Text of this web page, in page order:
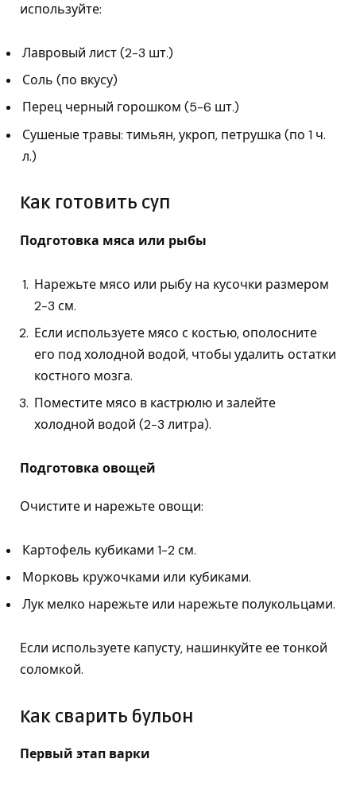
используйте:
Лавровый лист (2-3 шт.)
Соль (по вкусу)
Перец черный горошком (5-6 шт.)
Сушеные травы: тимьян, укроп, петрушка (по 1 ч.
л.)
Как готовить суп
Подготовка мяса или рыбы
Нарежьте мясо или рыбу на кусочки размером
2-3 см.
Если используете мясо с костью, ополосните
его под холодной водой, чтобы удалить остатки
костного мозга.
Поместите мясо в кастрюлю и залейте
холодной водой (2-3 литра).
Подготовка овощей
Очистите и нарежьте овощи:
Картофель кубиками 1-2 см.
Морковь кружочками или кубиками.
Лук мелко нарежьте или нарежьте полукольцами.
Если используете капусту, нашинкуйте ее тонкой
соломкой.
Как сварить бульон
Первый этап варки